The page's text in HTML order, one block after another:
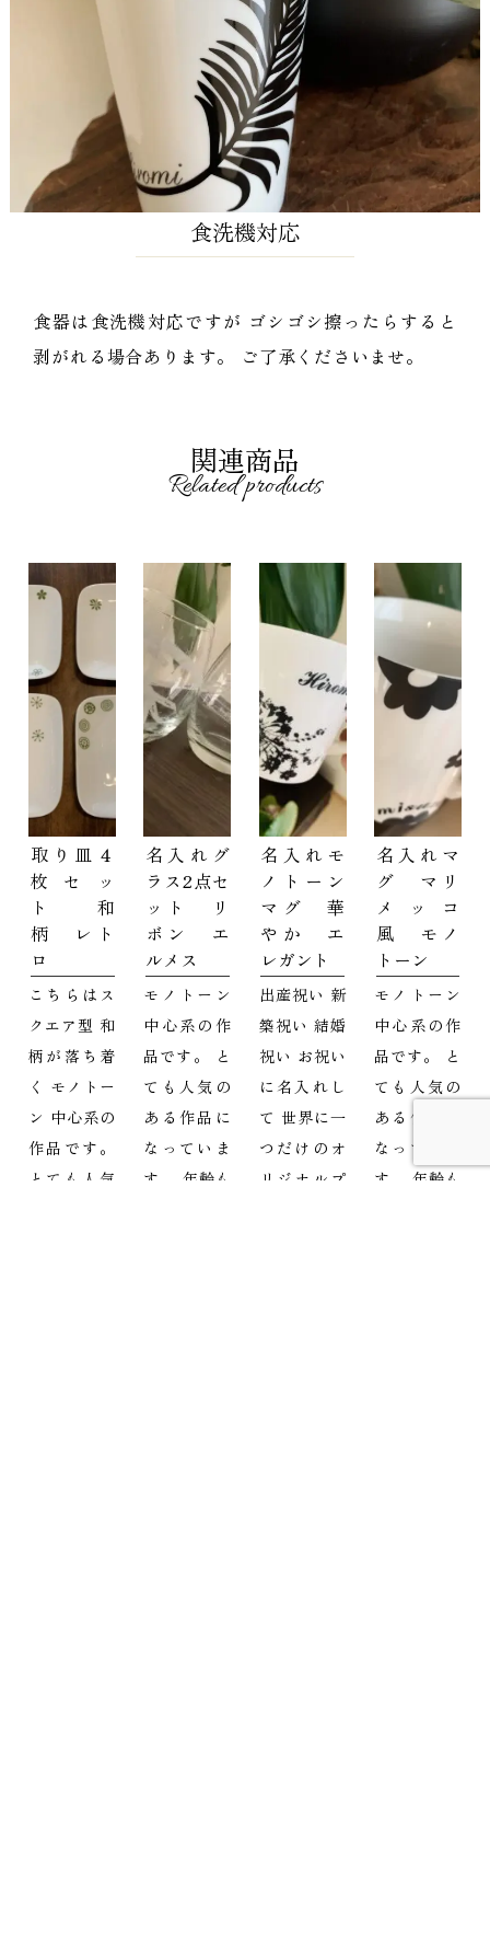
食洗機対応
食器は食洗機対応ですが ゴシゴシ擦ったらすると
剥がれる場合あります。 ご了承くださいませ。
関連商品
Related products
取り皿４
枚セッ
ト 和
柄 レト
ロ
こちらはス
クエア型 和
柄が落ち着
く モノトー
ン 中心系の
作品です。
とても人気
名入れグ
ラス2点セ
ット リ
ボン エ
ルメス
モノトーン
中心系の作
品です。 と
ても人気の
ある作品に
なっていま
す。 年齢も
名入れモ
ノトーン
マグ 華
やか エ
レガント
出産祝い 新
築祝い 結婚
祝い お祝い
に名入れし
て 世界に一
つだけのオ
リジナルプ
名入れマ
グ マリ
メッコ
風 モノ
トーン
モノトーン
中心系の作
品です。 と
ても人気の
ある作品に
なっていま
す。 年齢も